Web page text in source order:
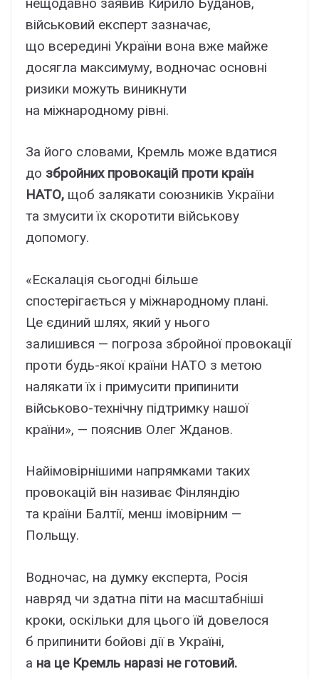
військовий експерт зазначає,
що всередині України вона вже майже
досягла максимуму, водночас основні
ризики можуть виникнути
на міжнародному рівні.
За його словами, Кремль може вдатися
до збройних провокацій проти країн
НАТО, щоб залякати союзників України
та змусити їх скоротити військову
допомогу.
«Ескалація сьогодні більше
спостерігається у міжнародному плані.
Це єдиний шлях, який у нього
залишився — погроза збройної провокації
проти будь-якої країни НАТО з метою
налякати їх і примусити припинити
військово-технічну підтримку нашої
країни», — пояснив Олег Жданов.
Найімовірнішими напрямками таких
провокацій він називає Фінляндію
та країни Балтії, менш імовірним —
Польщу.
Водночас, на думку експерта, Росія
навряд чи здатна піти на масштабніші
кроки, оскільки для цього їй довелося
б припинити бойові дії в Україні,
а на це Кремль наразі не готовий.